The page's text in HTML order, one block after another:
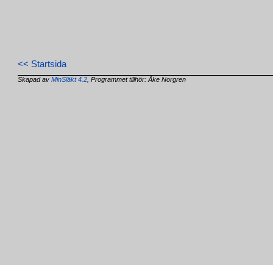
<< Startsida
Skapad avMinSläkt 4.2 , Programmet tillhör: Åke Norgren